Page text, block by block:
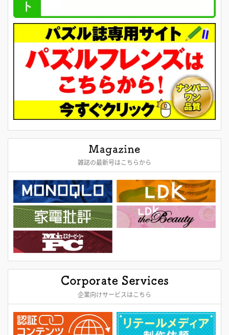
雑誌の最新号はこちらから
企業向けサービスはこちら